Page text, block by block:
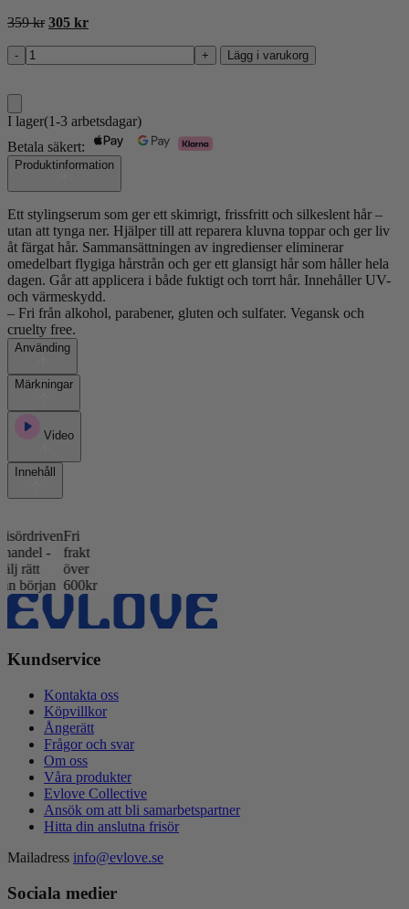
359kr Det
305 krDet
-
Pop
Lock
Gloss
Finish
55ml
mängd
+ Lägg i varukorg
I lager(1-3 arbetsdagar)
Betala säkert:
Produktinformation
Ett stylingserum som ger ett skimrigt, frissfritt och silkeslent hår –
utan att tynga ner. Hjälper till att reparera kluvna toppar och ger liv
åt färgat hår. Sammansättningen av ingredienser eliminerar
omedelbart flygiga hårstrån och ger ett glansigt hår som håller hela
dagen. Går att applicera i både fuktigt och torrt hår. Innehåller UV-
och värmeskydd.
– Fri från alkohol, parabener, gluten och sulfater. Vegansk och
cruelty free.
Använding
Märkningar
Video
Innehåll
-
Fri
frakt
över
600kr
Kundservice
Kontakta oss
Köpvillkor
Ångerätt
Frågor och svar
Om oss
Våra produkter
Evlove Collective
Ansök om att bli samarbetspartner
Hitta din anslutna frisör
Mailadress info@evlove.se
Sociala medier